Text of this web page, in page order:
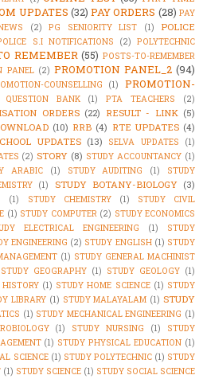
UPDATES (32) PAY ORDERS (28) PAY
(2) PG SENIORITY LIST (1)
POLICE
S.I NOTIFICATIONS (2) POLYTECHNIC
REMEMBER (55) POSTS-TO-REMEMBER
PANEL (2) PROMOTION PANEL_2 (94)
COUNSELLING (1)
PROMOTION-
QUESTION BANK (1) PTA TEACHERS
(2)
ORDERS (22) RESULT - LINK (5)
(10) RRB (4) RTE UPDATES (4)
UPDATES (13) SELVA UPDATES
(1)
(2) STORY (8) STUDY ACCOUNTANCY (1)
ARABIC (1) STUDY AUDITING (1)
STUDY
(1) STUDY BOTANY-BIOLOGY (3)
(1) STUDY CHEMISTRY (1)
STUDY CIVIL
(1) STUDY COMPUTER (2) STUDY ECONOMICS
ELECTRICAL ENGINEERING (1)
STUDY
ENGINEERING (2) STUDY ENGLISH (1) STUDY
(1) STUDY GENERAL MACHINIST
STUDY GEOGRAPHY (1) STUDY GEOLOGY (1)
HISTORY (1) STUDY HOME SCIENCE (1) STUDY
LIBRARY (1) STUDY MALAYALAM (1) STUDY
(1) STUDY MECHANICAL ENGINEERING (1)
(1) STUDY NURSING (1)
STUDY
(1) STUDY PHYSICAL EDUCATION (1)
SCIENCE (1) STUDY POLYTECHNIC (1) STUDY
(1) STUDY SCIENCE (1) STUDY SOCIAL SCIENCE